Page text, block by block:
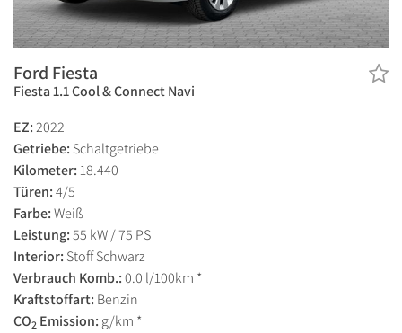
Ford Fiesta
Fiesta 1.1 Cool & Connect Navi
EZ:2022
Getriebe: Schaltgetriebe
Kilometer: 18.440
Türen:4/5
Farbe:Weiß
Leistung:55 kW / 75 PS
Interior: Stoff Schwarz
Verbrauch Komb.:0.0 l/100km *
Kraftstoffart: Benzin
CO2 Emission: g/km *